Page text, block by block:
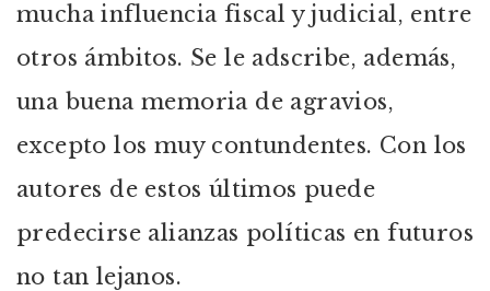
mucha influencia fiscal y judicial, entre
otros ámbitos. Se le adscribe, además,
una buena memoria de agravios,
excepto los muy contundentes. Con los
autores de estos últimos puede
predecirse alianzas políticas en futuros
no tan lejanos.